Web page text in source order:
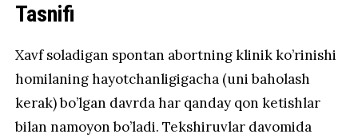
Tasnifi
Xavf soladigan spontan abortning klinik ko’rinishi
homilaning hayotchanligigacha (uni baholash
kerak) bo’lgan davrda har qanday qon ketishlar
bilan namoyon bo’ladi. Tekshiruvlar davomida